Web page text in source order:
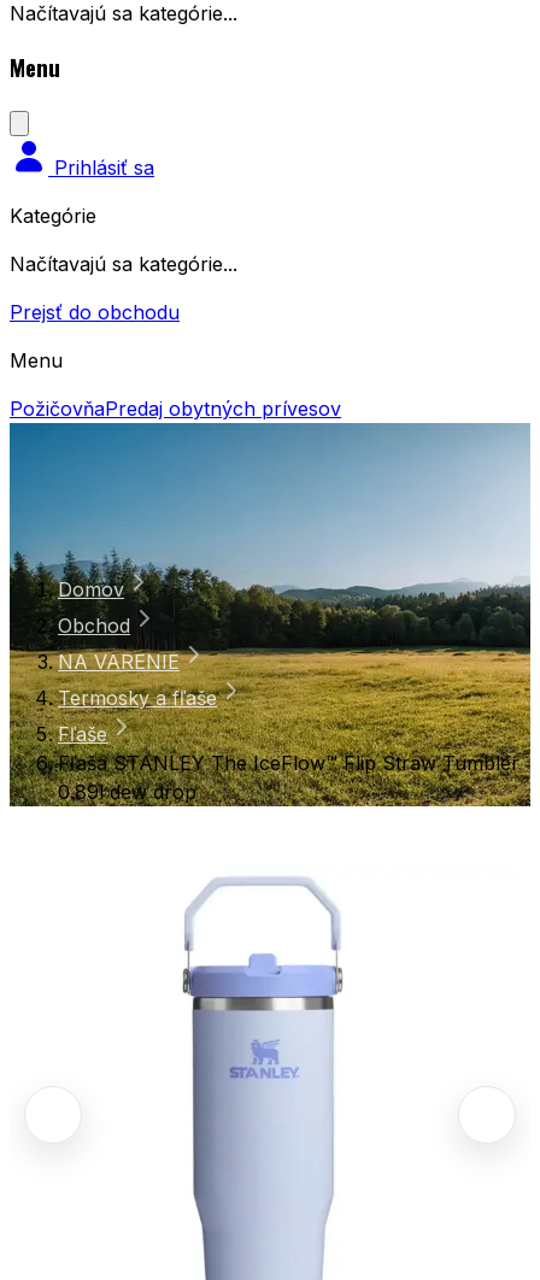
Načítavajú sa kategórie...
Menu
Prihlásiť sa
Kategórie
Načítavajú sa kategórie...
Prejsť do obchodu
Menu
PožičovňaPredaj obytných prívesov
Domov
Obchod
NA VARENIE
Termosky a fľaše
Fľaše
Fľaša STANLEY The IceFlow™ Flip Straw Tumbler
0.89l dew drop